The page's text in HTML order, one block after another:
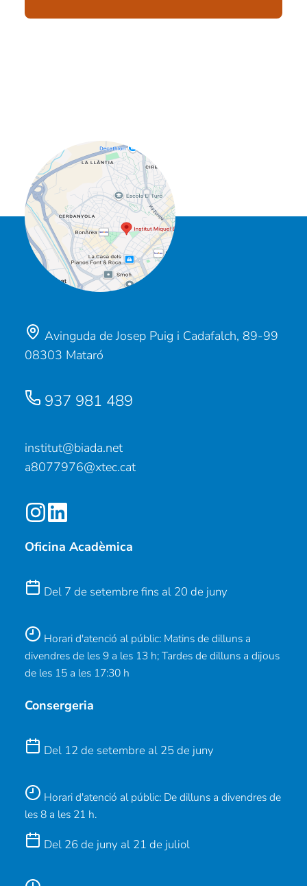
Avinguda de Josep Puig i Cadafalch, 89-99
08303 Mataró
937 981 489
institut@biada.net
a8077976@xtec.cat
Oficina Acadèmica
Del 7 de setembre fins al 20 de juny
Horari d'atenció al públic: Matins de dilluns a
divendres de les 9 a les 13 h; Tardes de dilluns a dijous
de les 15 a les 17:30 h
Consergeria
Del 12 de setembre al 25 de juny
Horari d'atenció al públic: De dilluns a divendres de
les 8 a les 21 h.
Del 26 de juny al 21 de juliol